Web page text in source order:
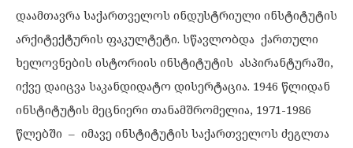
დაამთავრა საქართველოს ინდუსტრიული ინსტიტუტის
არქიტექტურის ფაკულტეტი. სწავლობდა ქართული
ხელოვნების ისტორიის ინსტიტუტის ასპირანტურაში,
იქვე დაიცვა საკანდიდატო დისერტაცია. 1946 წლიდან
ინსტიტუტის მეცნიერი თანამშრომელია, 1971-1986
წლებში – იმავე ინსტიტუტის საქართველოს ძეგლთა